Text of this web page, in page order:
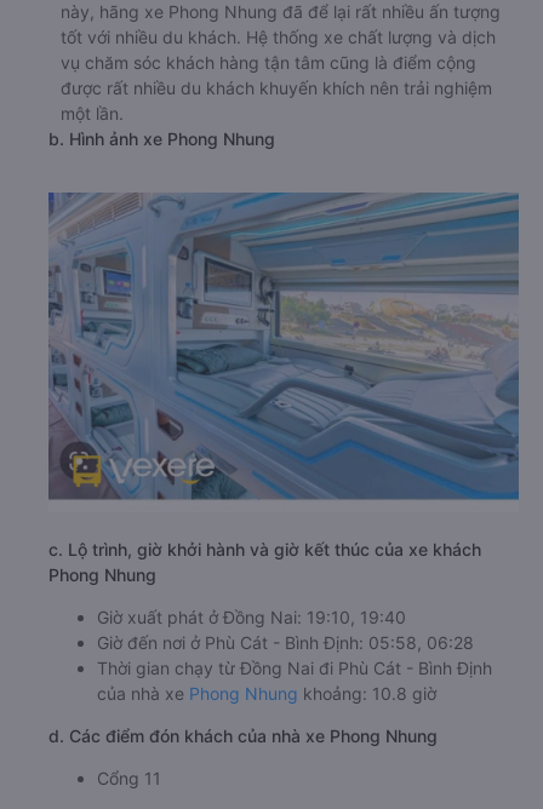
này, hãng xe Phong Nhung đã để lại rất nhiều ấn tượng
tốt với nhiều du khách. Hệ thống xe chất lượng và dịch
vụ chăm sóc khách hàng tận tâm cũng là điểm cộng
được rất nhiều du khách khuyến khích nên trải nghiệm
một lần.
b. Hình ảnh xe Phong Nhung
c. Lộ trình, giờ khởi hành và giờ kết thúc của xe khách
Phong Nhung
Giờ xuất phát ở Đồng Nai: 19:10, 19:40
Giờ đến nơi ở Phù Cát - Bình Định: 05:58, 06:28
Thời gian chạy từ Đồng Nai đi Phù Cát - Bình Định
của nhà xe Phong Nhung khoảng: 10.8 giờ
d. Các điểm đón khách của nhà xe Phong Nhung
Cổng 11